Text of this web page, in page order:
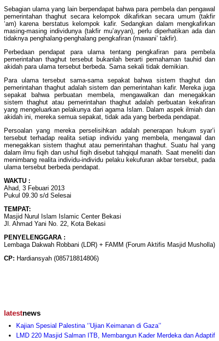
Sebagian ulama yang lain berpendapat bahwa para pembela dan pengawal
pemerintahan thaghut secara kelompok dikafirkan secara umum (takfir
‘am) karena berstatus kelompok kafir. Sedangkan dalam mengkafirkan
masing-masing individunya (takfir mu’ayyan), perlu diperhatikan ada dan
tidaknya penghalang-penghalang pengkafiran (mawani’ takfir).
Perbedaan pendapat para ulama tentang pengkafiran para pembela
pemerintahan thaghut tersebut bukanlah berarti pemahaman tauhid dan
akidah para ulama tersebut berbeda. Sama sekali tidak demikian.
Para ulama tersebut sama-sama sepakat bahwa sistem thaghut dan
pemerintahan thaghut adalah sistem dan pemerintahan kafir. Mereka juga
sepakat bahwa perbuatan membela, mengawalkan dan menegakkan
sistem thaghut atau pemerintahan thaghut adalah perbuatan kekafiran
yang mengeluarkan pelakunya dari agama Islam. Dalam aspek ilmiah dan
akidah ini, mereka semua sepakat, tidak ada yang berbeda pendapat.
Persoalan yang mereka perselisihkan adalah penerapan hukum syar’i
tersebut terhadap realita setiap individu yang membela, mengawal dan
menegakkan sistem thaghut atau pemerintahan thaghut. Suatu hal yang
dalam ilmu fiqih dan ushul fiqih disebut tahqiqul manath. Saat meneliti dan
menimbang realita individu-individu pelaku kekufuran akbar tersebut, pada
ulama tersebut berbeda pendapat.
WAKTU :
Ahad, 3 Febuari 2013
Pukul 09.30 s/d Selesai
TEMPAT:
Masjid Nurul Islam Islamic Center Bekasi
Jl. Ahmad Yani No. 22, Kota Bekasi
PENYELENGGARA :
Lembaga Dakwah Robbani (LDR) + FAMM (Forum Aktifis Masjid Musholla)
CP: Hardiansyah (085718814806)
latestnews
Kajian Spesial Palestina ‘’Ujian Keimanan di Gaza’’
LMD 220 Masjid Salman ITB, Membangun Kader Merdeka dan Adaptif